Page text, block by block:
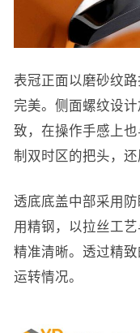
表冠正面以磨砂纹
完美。侧面螺纹设
致，在操作手感上
制双时区的把头，还
透底底盖中部采用
用精钢，以拉丝工
精准清晰。透过精
运转情况。